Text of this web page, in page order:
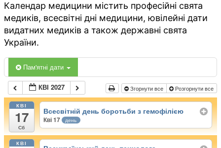
Календар медицини містить професійні свята
медиків, всесвітні дні медицини, ювілейні дати
видатних медиків а також державні свята
України.
Пам'ятні дати
КВІ 2027 Згорнути все Розгорнути все
КВІ
17
Сб
Всесвітній день боротьби з гемофілією
Кві 17 день
КВІ